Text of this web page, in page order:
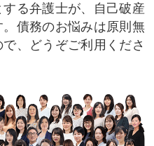
る弁護士が、自己破産
債務のお悩みは原則無
、どうぞご利用くださ